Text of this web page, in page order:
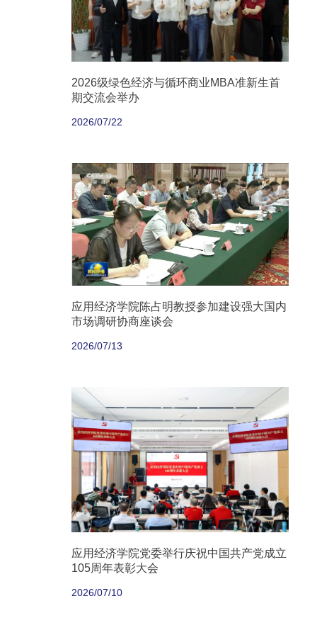
2026级绿色经济与循环商业MBA准新生首
期交流会举办
2026/07/22
应用经济学院陈占明教授参加建设强大国内
市场调研协商座谈会
2026/07/13
应用经济学院党委举行庆祝中国共产党成立
105周年表彰大会
2026/07/10